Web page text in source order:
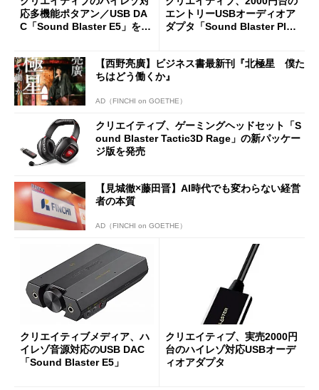
応多機能ポタアン／USB DA
C「Sound Blaster E5」を動
エントリーUSBオーディオア
ダプタ「Sound Blaster Pla
【西野亮廣】ビジネス書最新刊『北極星 僕た
ちはどう働くか』
AD（FINCHI on GOETHE）
クリエイティブ、ゲーミングヘッドセット「S
ound Blaster Tactic3D Rage」の新パッケー
ジ版を発売
【見城徹×藤田晋】AI時代でも変わらない経営
者の本質
AD（FINCHI on GOETHE）
クリエイティブメディア、ハ
イレゾ音源対応のUSB DAC
「Sound Blaster E5」
クリエイティブ、実売2000円
台のハイレゾ対応USBオーデ
ィオアダプタ